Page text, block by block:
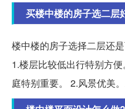
买楼中楼的房子选二层
楼中楼的房子选择二层还
1.楼层比较低出行特别方
庭特别重要。 2.风景优美